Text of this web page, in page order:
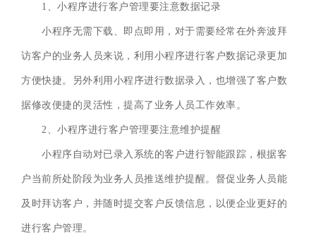
1、小程序进行客户管理要注意数据记录
小程序无需下载、即点即用，对于需要经常在外奔波拜
访客户的业务人员来说，利用小程序进行客户数据记录更加
方便快捷。另外利用小程序进行数据录入，也增强了客户数
据修改便捷的灵活性，提高了业务人员工作效率。
2、小程序进行客户管理要注意维护提醒
小程序自动对已录入系统的客户进行智能跟踪，根据客
户当前所处阶段为业务人员推送维护提醒。督促业务人员能
及时拜访客户，并随时提交客户反馈信息，以便企业更好的
进行客户管理。